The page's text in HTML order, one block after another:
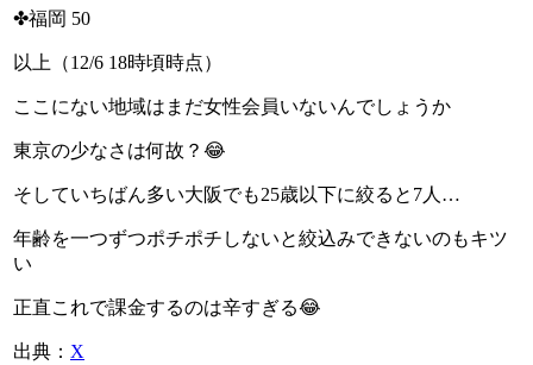
✤福岡 50
以上（12/6 18時頃時点）
ここにない地域はまだ女性会員いないんでしょうか
東京の少なさは何故？😂
そしていちばん多い大阪でも25歳以下に絞ると7人…
年齢を一つずつポチポチしないと絞込みできないのもキツ
い
正直これで課金するのは辛すぎる😂
出典： X